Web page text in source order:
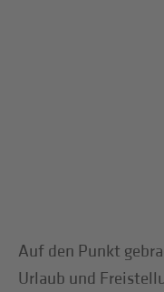
Auf den Punkt
Urlaub und